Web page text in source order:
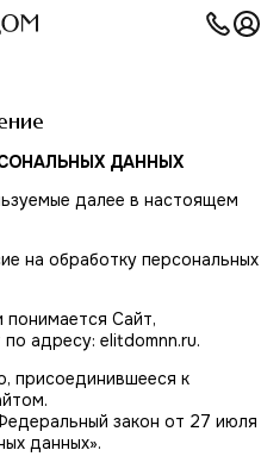
Премиум
Родионова
Ярославской
ДАННЫХ
далее в настоящем
на обработку персональных
Сайт,
адресу: elitdomnn.ru.
присоединившееся к
закон от 27 июля
данных».